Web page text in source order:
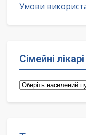
Умови
Сімейні лікарі
Сімейні